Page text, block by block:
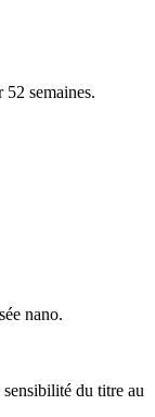
52 semaines.
nano.
du titre au